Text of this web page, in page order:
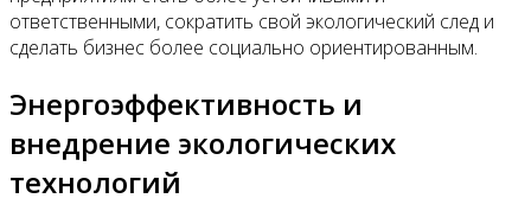
ответственными, сократить свой экологический след и
сделать бизнес более социально ориентированным.
Энергоэффективность и
внедрение экологических
технологий